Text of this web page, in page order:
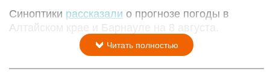
Синоптики рассказали о прогнозе погоды в
Алтайском крае и Барнауле на 8 августа.
Читать полностью